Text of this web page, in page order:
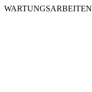
WARTUNGSARBEITEN